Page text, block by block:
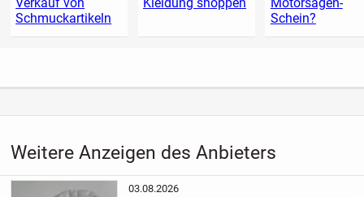
Schmuckartikeln
Schein?
Weitere Anzeigen des Anbieters
03.08.2026